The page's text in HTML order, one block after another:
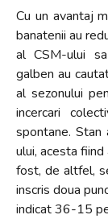
Cu un avantaj
banatenii au
al CSM-ului
galben au
al sezonului
incercari
spontane.
ului, acesta
fost, de altfel,
inscris doua
indicat 36-15